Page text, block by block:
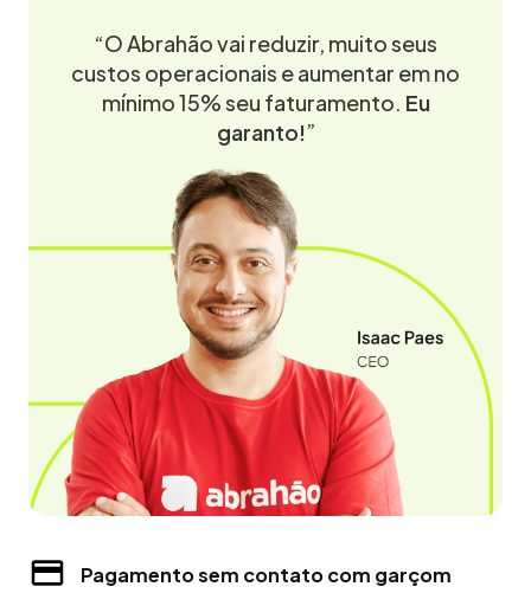
“O Abrahão vai reduzir, muito seus
custos operacionais e aumentar em no
mínimo 15% seu faturamento. Eu
garanto!”
Pagamento sem contato com garçom